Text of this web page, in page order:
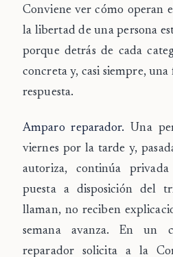
Conviene ver cómo operan
la libertad de una persona
porque detrás de cada
concreta y, casi siempre,
respuesta.
Amparo reparador. Una
viernes por la tarde y,
autoriza, continúa
puesta a disposición del
llaman, no reciben
semana avanza. En un
reparador solicita a la